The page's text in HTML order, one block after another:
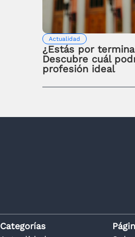
Actualidad
¿Estás por
Descubre cuál
profesión ideal
Categorías